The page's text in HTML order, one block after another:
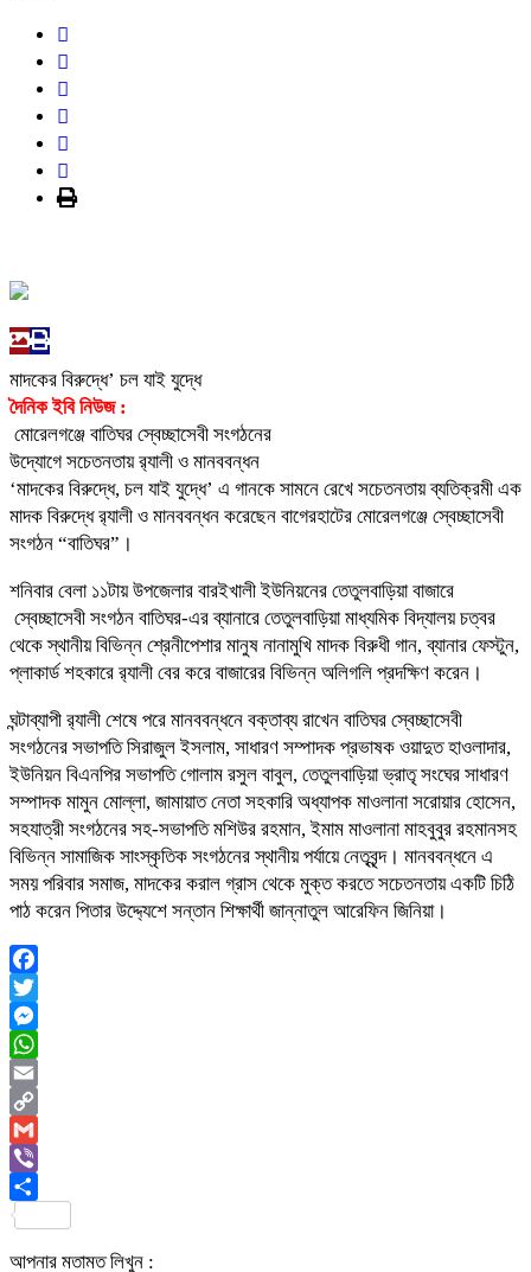
মাদকের বিরুদ্ধে’ চল যাই যুদ্ধে
দৈনিক ইবি নিউজ :
মোরেলগঞ্জে বাতিঘর স্বেচ্ছাসেবী সংগঠনের
উদ্যোগে সচেতনতায় র‌্যালী ও মানববন্ধন
‘মাদকের বিরুদ্ধে, চল যাই যুদ্ধে’ এ গানকে সামনে রেখে সচেতনতায় ব্যতিক্রমী এক
মাদক বিরুদ্ধে র‌্যালী ও মানববন্ধন করেছেন বাগেরহাটের মোরেলগঞ্জে স্বেচ্ছাসেবী
সংগঠন “বাতিঘর”।
শনিবার বেলা ১১টায় উপজেলার বারইখালী ইউনিয়নের তেতুলবাড়িয়া বাজারে
স্বেচ্ছাসেবী সংগঠন বাতিঘর-এর ব্যানারে তেতুলবাড়িয়া মাধ্যমিক বিদ্যালয় চত্বর
থেকে স্থানীয় বিভিন্ন শ্রেনীপেশার মানুষ নানামুখি মাদক বিরুধী গান, ব্যানার ফেস্টুন,
প্লাকার্ড শহকারে র‌্যালী বের করে বাজারের বিভিন্ন অলিগলি প্রদক্ষিণ করেন।
ঘন্টাব্যাপী র‌্যালী শেষে পরে মানববন্ধনে বক্তাব্য রাখেন বাতিঘর স্বেচ্ছাসেবী
সংগঠনের সভাপতি সিরাজুল ইসলাম, সাধারণ সম্পাদক প্রভাষক ওয়াদুত হাওলাদার,
ইউনিয়ন বিএনপির সভাপতি গোলাম রসুল বাবুল, তেতুলবাড়িয়া ভ্রাতৃ সংঘের সাধারণ
সম্পাদক মামুন মোল্লা, জামায়াত নেতা সহকারি অধ্যাপক মাওলানা সরোয়ার হোসেন,
সহযাত্রী সংগঠনের সহ-সভাপতি মশিউর রহমান, ইমাম মাওলানা মাহবুবুর রহমানসহ
বিভিন্ন সামাজিক সাংস্কৃতিক সংগঠনের স্থানীয় পর্যায়ে নেতৃবৃন্দ। মানববন্ধনে এ
সময় পরিবার সমাজ, মাদকের করাল গ্রাস থেকে মুক্ত করতে সচেতনতায় একটি চিঠি
পাঠ করেন পিতার উদ্দ্যেশে সন্তান শিক্ষার্থী জান্নাতুল আরেফিন জিনিয়া।
Facebook
Twitter
Messenger
WhatsApp
Email
Copy
Link
Gmail
Viber
আপনার মতামত লিখুন :